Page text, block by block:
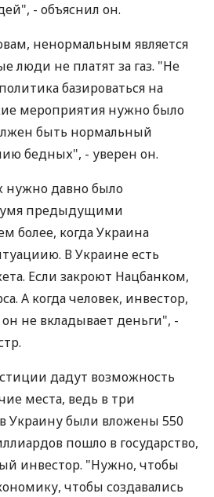
- объяснил он.
ненормальным является
люди не платят за газ. "Не
базироваться на
мероприятия нужно было
быть нормальный
бедных", - уверен он.
нужно давно было
предыдущими
более, когда Украина
В Украине есть
Если закроют Нацбанком,
А когда человек, инвестор,
не вкладывает деньги", -
дадут возможность
места, ведь в три
Украину были вложены 550
пошло в государство,
инвестор. "Нужно, чтобы
чтобы создавались